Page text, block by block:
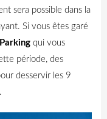
sera possible dans la
Si vous êtes garé
qui vous
période, des
desservir les 9
.